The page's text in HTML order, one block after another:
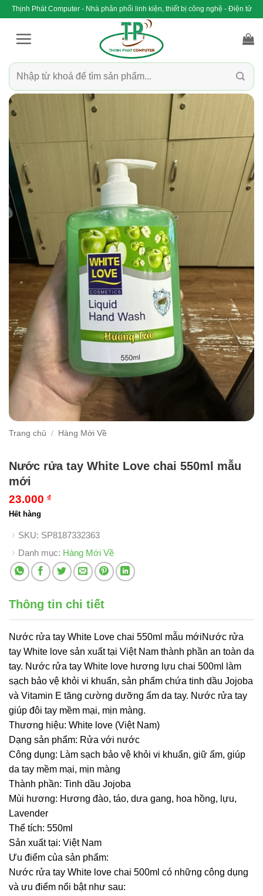
qua
Thịnh Phát Computer - Nhà phân phối linh kiện, thiết bị công nghệ - Điện tử
Tìm
kiếm:
Trang chủ / Hàng Mới Về
Nước rửa tay White Love chai 550ml mẫu
mới
23.000 ₫
Hết hàng
SKU: SP8187332363
Danh mục: Hàng Mới Về
Thông tin chi tiết
Nước rửa tay White Love chai 550ml mẫu mớiNước rửa
tay White love sản xuất tại Việt Nam thành phần an toàn da
tay. Nước rửa tay White love hương lựu chai 500ml làm
sạch bảo vệ khỏi vi khuẩn, sản phẩm chứa tinh dầu Jojoba
và Vitamin E tăng cường dưỡng ẩm da tay. Nước rửa tay
giúp đôi tay mềm mại, mịn màng.
Thương hiệu: White love (Việt Nam)
Dạng sản phẩm: Rửa với nước
Công dụng: Làm sạch bảo vệ khỏi vi khuẩn, giữ ẩm, giúp
da tay mềm mại, mịn màng
Thành phần: Tinh dầu Jojoba
Mùi hương: Hương đào, táo, dưa gang, hoa hồng, lựu,
Lavender
Thể tích: 550ml
Sản xuất tại: Việt Nam
Ưu điểm của sản phẩm:
Nước rửa tay White love chai 500ml có những công dụng
và ưu điểm nổi bật như sau: